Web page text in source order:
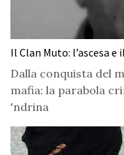
Il Clan Muto: l’ascesa
Dalla conquista del
mafia: la parabola
'ndrina